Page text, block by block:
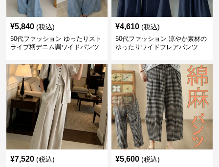
¥5,840 (税込)
50代ファッション ゆったりスト
ライプ柄デニム調ワイドパンツ
¥4,610 (税込)
50代ファッション 涼やか素材の
ゆったりワイドフレアパンツ
¥7,520 (税込) ¥5,600 (税込)